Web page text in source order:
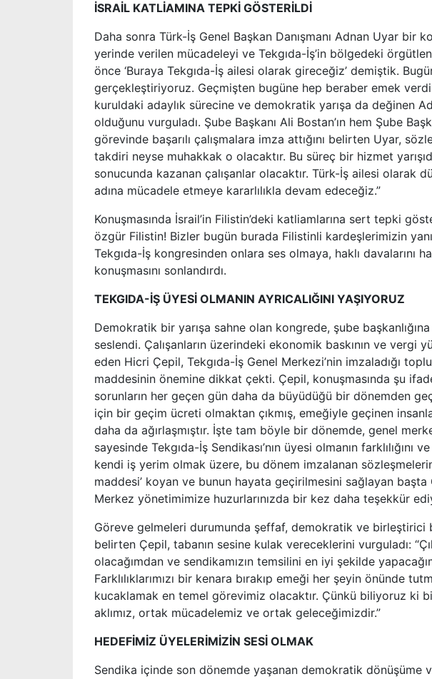
İSRAİL KATLİAMINA TEPKİ GÖSTERİLDİ
Daha sonra Türk-İş Genel Başkan Danışmanı Adnan Uyar bir
yerinde verilen mücadeleyi ve Tekgıda-İş’in bölgedeki
önce ‘Buraya Tekgıda-İş ailesi olarak gireceğiz’ demiştik.
gerçekleştiriyoruz. Geçmişten bugüne hep beraber emek
kuruldaki adaylık sürecine ve demokratik yarışa da değinen
olduğunu vurguladı. Şube Başkanı Ali Bostan’ın hem Şube
görevinde başarılı çalışmalara imza attığını belirten Uyar,
takdiri neyse muhakkak o olacaktır. Bu süreç bir hizmet
sonucunda kazanan çalışanlar olacaktır. Türk-İş ailesi olarak
adına mücadele etmeye kararlılıkla devam edeceğiz.”
Konuşmasında İsrail’in Filistin’deki katliamlarına sert tepki
özgür Filistin! Bizler bugün burada Filistinli kardeşlerimizin
Tekgıda-İş kongresinden onlara ses olmaya, haklı davalarını
konuşmasını sonlandırdı.
TEKGIDA-İŞ ÜYESİ OLMANIN AYRICALIĞINI YAŞIYORUZ
Demokratik bir yarışa sahne olan kongrede, şube
seslendi. Çalışanların üzerindeki ekonomik baskının ve vergi
eden Hicri Çepil, Tekgıda-İş Genel Merkezi’nin imzaladığı
maddesinin önemine dikkat çekti. Çepil, konuşmasında şu
sorunların her geçen gün daha da büyüdüğü bir dönemden
için bir geçim ücreti olmaktan çıkmış, emeğiyle geçinen
daha da ağırlaşmıştır. İşte tam böyle bir dönemde, genel
sayesinde Tekgıda-İş Sendikası’nın üyesi olmanın farklılığını
kendi iş yerim olmak üzere, bu dönem imzalanan
maddesi’ koyan ve bunun hayata geçirilmesini sağlayan başta
Merkez yönetimimize huzurlarınızda bir kez daha teşekkür
Göreve gelmeleri durumunda şeffaf, demokratik ve birleştirici
belirten Çepil, tabanın sesine kulak vereceklerini vurguladı:
olacağımdan ve sendikamızın temsilini en iyi şekilde
Farklılıklarımızı bir kenara bırakıp emeği her şeyin önünde
kucaklamak en temel görevimiz olacaktır. Çünkü biliyoruz ki
aklımız, ortak mücadelemiz ve ortak geleceğimizdir.”
HEDEFİMİZ ÜYELERİMİZİN SESİ OLMAK
Sendika içinde son dönemde yaşanan demokratik dönüşüme